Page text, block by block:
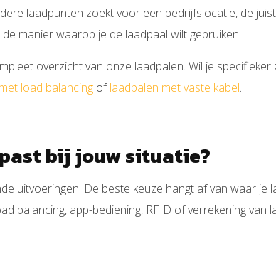
laadpunten zoekt voor een bedrijfslocatie, de
manier waarop je de laadpaal wilt gebruiken.
overzicht van onze laadpalen. Wil je
load balancingoflaadpalen met vaste kabel.
bij jouw situatie?
uitvoeringen. De beste keuze hangt af van waar
balancing, app-bediening, RFID of verrekening